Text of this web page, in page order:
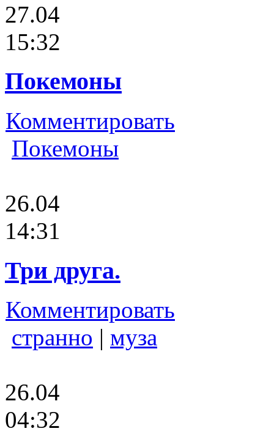
27.04
15:32
Покемоны
Комментировать
Покемоны
26.04
14:31
Три друга.
Комментировать
странно | муза
26.04
04:32